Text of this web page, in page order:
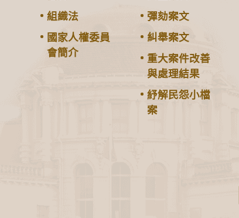
組織法
國家人權委員
會簡介
彈劾案文
糾舉案文
重大案件改善
與處理結果
紓解民怨小檔
案